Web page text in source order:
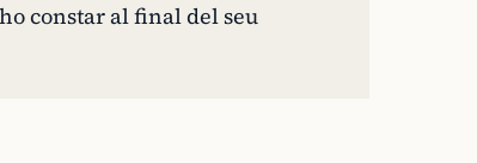
constar al final del seu